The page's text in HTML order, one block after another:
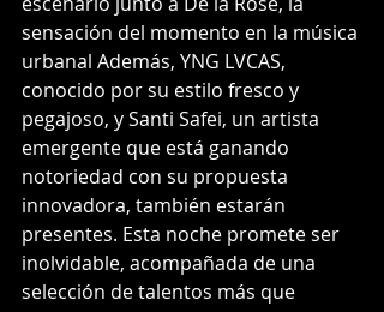
sensación del momento en la música
urbanal Además, YNG LVCAS,
conocido por su estilo fresco y
pegajoso, y Santi Safei, un artista
emergente que está ganando
notoriedad con su propuesta
innovadora, también estarán
presentes. Esta noche promete ser
inolvidable, acompañada de una
selección de talentos más que